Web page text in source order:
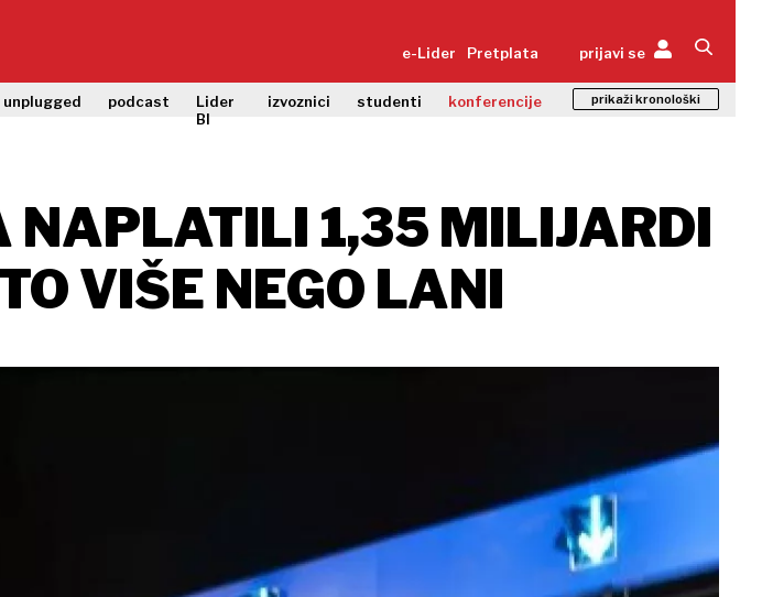
e-Lider Pretplata prijavi se
unplugged podcast
Lider
BI
izvoznici studenti konferencije prikaži kronološki
NAPLATILI 1,35 MILIJARDI
VIŠE NEGO LANI